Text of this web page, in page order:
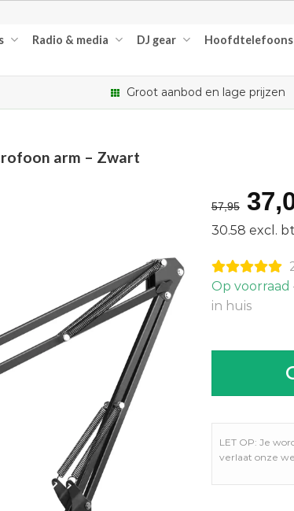
Radio & media DJ gear Hoofdtelefoons
Groot aanbod en lage prijzen
arm – Zwart
57,95
30.58 excl.
Op voorraad
in huis
LET OP: Je
verlaat onze